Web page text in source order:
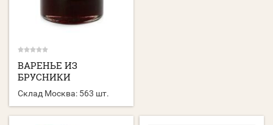
ВАРЕНЬЕ ИЗ
БРУСНИКИ
Склад Москва: 563 шт.